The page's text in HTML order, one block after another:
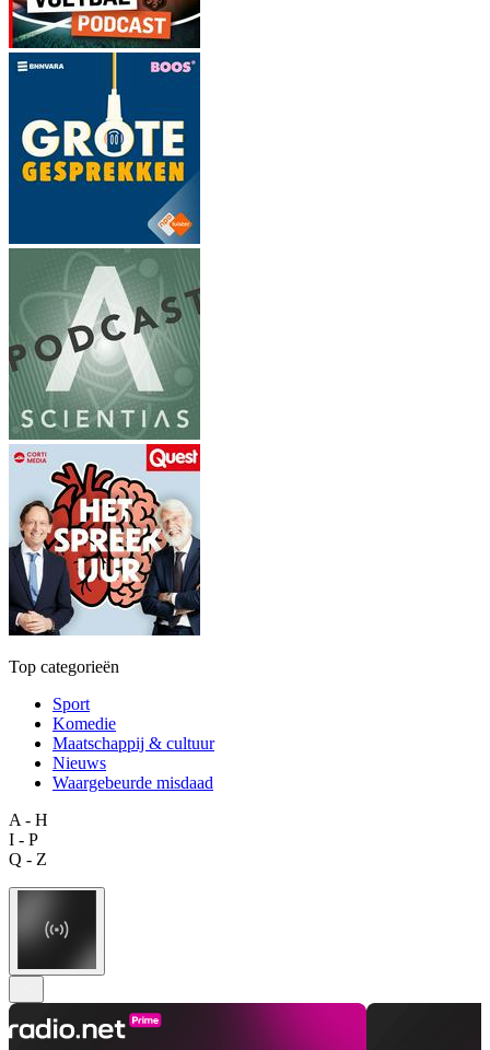
Top categorieën
Sport
Komedie
Maatschappij & cultuur
Nieuws
Waargebeurde misdaad
A - H
I - P
Q - Z